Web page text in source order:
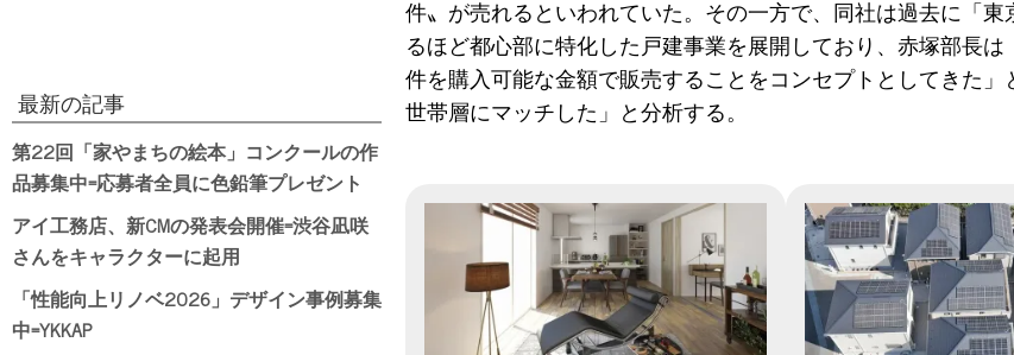
件〟が売れるといわれていた。その一方で、同社は過去に「
るほど都心部に特化した戸建事業を展開しており、赤塚部長
件を購入可能な金額で販売することをコンセプトとしてきた
世帯層にマッチした」と分析する。
最新の記事
第22回「家やまちの絵本」コンクールの作
品募集中=応募者全員に色鉛筆プレゼント
アイ工務店、新CMの発表会開催=渋谷凪咲
さんをキャラクターに起用
「性能向上リノベ2026」デザイン事例募集
中=YKKAP